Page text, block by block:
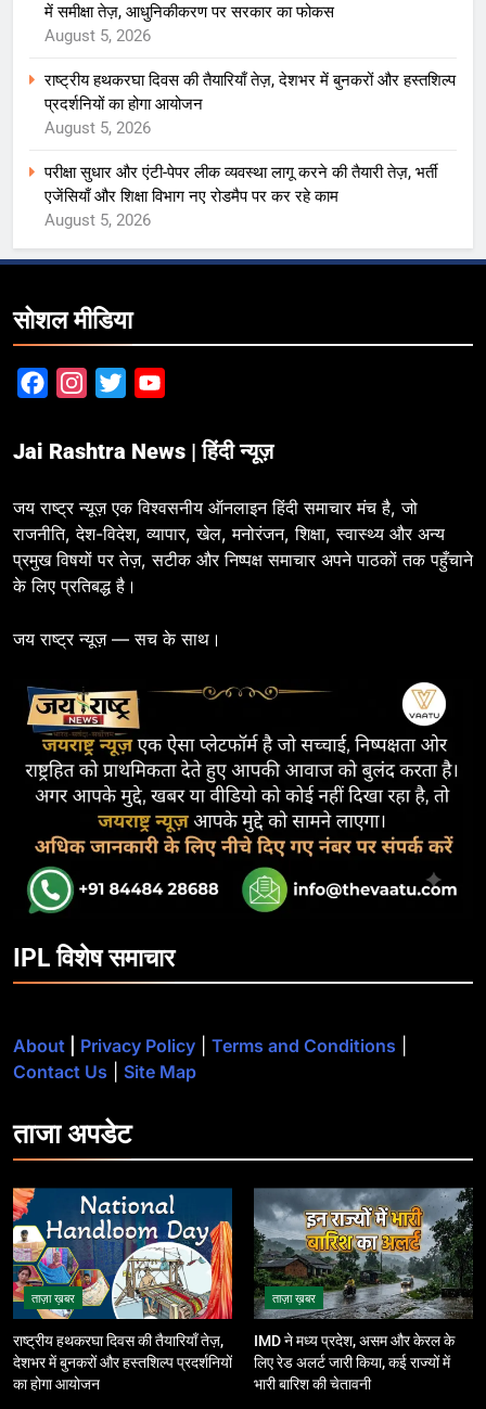
में समीक्षा तेज़, आधुनिकीकरण पर सरकार का फोकस
August 5, 2026
राष्ट्रीय हथकरघा दिवस की तैयारियाँ तेज़, देशभर में बुनकरों और हस्तशिल्प
प्रदर्शनियों का होगा आयोजन
August 5, 2026
परीक्षा सुधार और एंटी-पेपर लीक व्यवस्था लागू करने की तैयारी तेज़, भर्ती
एजेंसियाँ और शिक्षा विभाग नए रोडमैप पर कर रहे काम
August 5, 2026
सोशल मीडिया
FacebookInstagram
Twitter
Jai Rashtra News | हिंदी न्यूज़
जय राष्ट्र न्यूज़ एक विश्वसनीय ऑनलाइन हिंदी समाचार मंच है, जो
राजनीति, देश-विदेश, व्यापार, खेल, मनोरंजन, शिक्षा, स्वास्थ्य और अन्य
प्रमुख विषयों पर तेज़, सटीक और निष्पक्ष समाचार अपने पाठकों तक पहुँचाने
के लिए प्रतिबद्ध है।
जय राष्ट्र न्यूज़ — सच के साथ।
IPL विशेष समाचार
About Privacy Policy Terms and Conditions
Contact Us
Site Map
ताजाअपडेट
ताज़ा ख़बर
राष्ट्रीय हथकरघा दिवस की तैयारियाँ तेज़,
देशभर में बुनकरों और हस्तशिल्प प्रदर्शनियों
का होगा आयोजन
ताज़ा ख़बर
IMD ने मध्य प्रदेश, असम और केरल के
लिए रेड अलर्ट जारी किया, कई राज्यों में
भारी बारिश की चेतावनी